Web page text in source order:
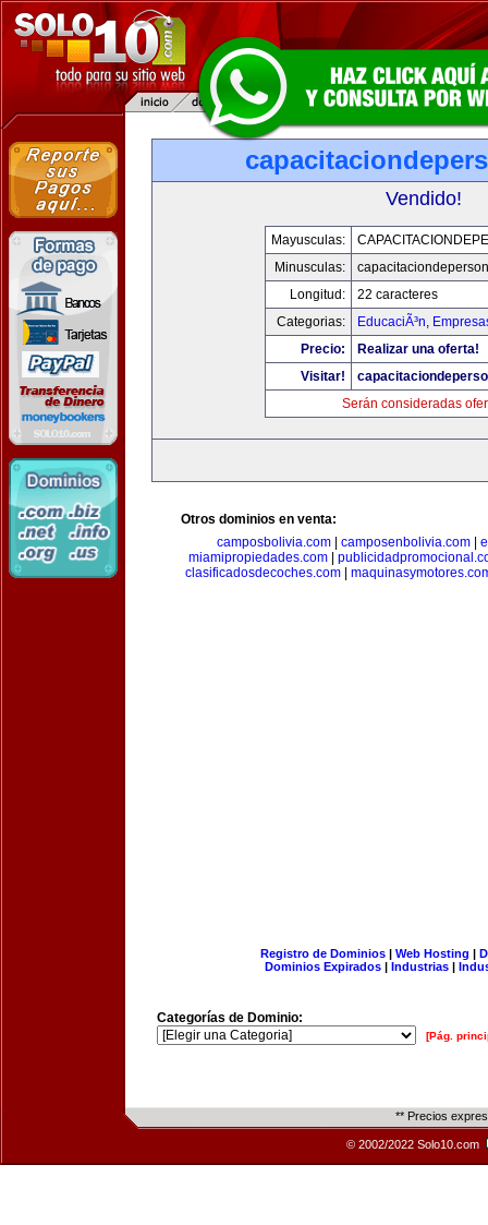
Vendido!
Mayusculas:
Minusculas:
Longitud:
22 caracteres
Categorias:
EducaciÃ³n,
Precio:
Realizar una oferta!
Visitar!
Serán consideradas
Otros dominios en venta:
camposbolivia.com| camposenbolivia.com|
miamipropiedades.com
clasificadosdecoches.com
Registro de Dominios| Web Hosting |
Dominios Expirados | Industrias |
Categorías de Dominio:
[Pág.
** Precios
© 2002/2022 Solo10.com